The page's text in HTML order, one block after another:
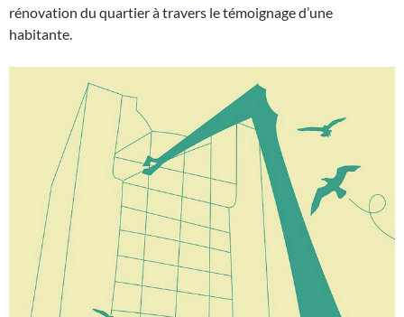
rénovation du quartier à travers le témoignage d’une
habitante.